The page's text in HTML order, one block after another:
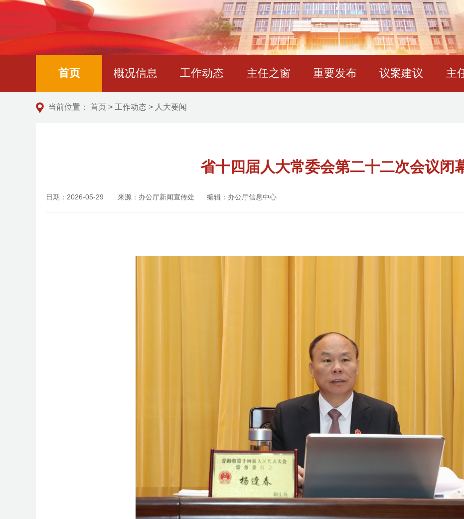
首页 概况信息 工作动态 主任之窗 重要发布 议案建议 主
当前位置： 首页 > 工作动态 > 人大要闻
省十四届人大常委会第二十二次会议闭
日期：2026-05-29 来源：办公厅新闻宣传处 编辑：办公厅信息中心